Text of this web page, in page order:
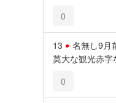
0
13 名無し9月
莫大な観光赤字
0